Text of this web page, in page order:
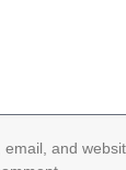
email, and